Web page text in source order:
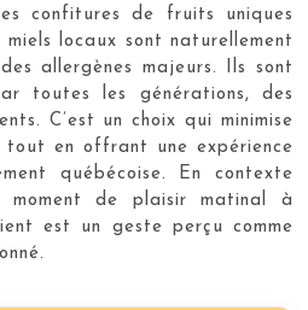
confitures de fruits uniques
locaux sont naturellement
allergènes majeurs. Ils sont
toutes les générations, des
C’est un choix qui minimise
en offrant une expérience
québécoise. En contexte
moment de plaisir matinal à
est un geste perçu comme